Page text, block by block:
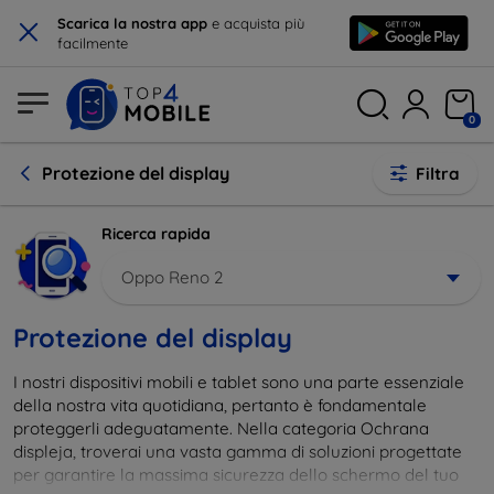
× Scarica la nostra app e acquista più
facilmente
0
Protezione del display Filtra
Ricerca rapida
Oppo Reno 2
Protezione del display
I nostri dispositivi mobili e tablet sono una parte essenziale
della nostra vita quotidiana, pertanto è fondamentale
proteggerli adeguatamente. Nella categoria Ochrana
displeja, troverai una vasta gamma di soluzioni progettate
per garantire la massima sicurezza dello schermo del tuo